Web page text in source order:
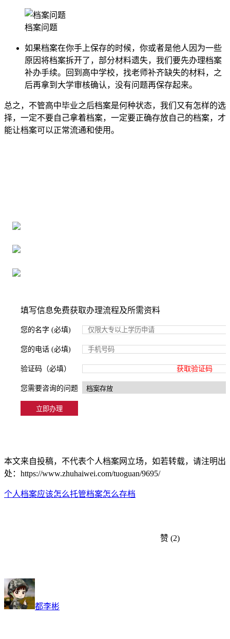
档案问题
如果档案在你手上保存的时候，你或者是他人因为一些
原因将档案拆开了，部分材料遗失，我们要先办理档案
补办手续。回到高中学校，找老师补齐缺失的材料，之
后再拿到大学审核确认，没有问题再保存起来。
总之，不管高中毕业之后档案是何种状态，我们又有怎样的选
择，一定不要自己拿着档案，一定要正确存放自己的档案，才
能让档案可以正常流通和使用。
填写信息免费获取办理流程及所需资料
您的名字 (必填)
您的电话 (必填)
验证码（必填） 获取验证码
您需要咨询的问题
本文来自投稿，不代表个人档案网立场，如若转载，请注明出
处：https://www.zhuhaiwei.com/tuoguan/9695/
个人档案应该怎么托管档案怎么存档
赞 (2)
都李彬